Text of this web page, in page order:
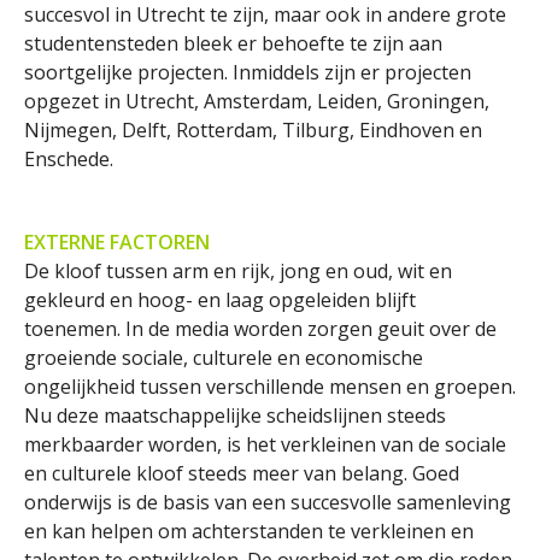
succesvol in Utrecht te zijn, maar ook in andere grote
studentensteden bleek er behoefte te zijn aan
soortgelijke projecten. Inmiddels zijn er projecten
opgezet in Utrecht, Amsterdam, Leiden, Groningen,
Nijmegen, Delft, Rotterdam, Tilburg, Eindhoven en
Enschede.
EXTERNE FACTOREN
De kloof tussen arm en rijk, jong en oud, wit en
gekleurd en hoog- en laag opgeleiden blijft
toenemen. In de media worden zorgen geuit over de
groeiende sociale, culturele en economische
ongelijkheid tussen verschillende mensen en groepen.
Nu deze maatschappelijke scheidslijnen steeds
merkbaarder worden, is het verkleinen van de sociale
en culturele kloof steeds meer van belang. Goed
onderwijs is de basis van een succesvolle samenleving
en kan helpen om achterstanden te verkleinen en